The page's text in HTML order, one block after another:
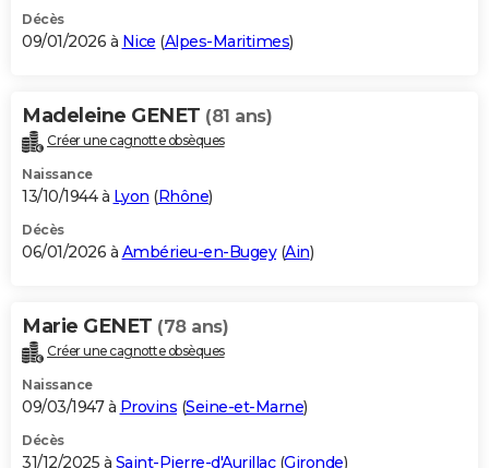
Décès
09/01/2026 à Nice (Alpes-Maritimes)
Madeleine GENET (81 ans)
Créer une cagnotte obsèques
Naissance
13/10/1944 à Lyon (Rhône)
Décès
06/01/2026 à Ambérieu-en-Bugey(Ain)
Marie GENET (78 ans)
Créer une cagnotte obsèques
Naissance
09/03/1947 à Provins (Seine-et-Marne)
Décès
31/12/2025 à Saint-Pierre-d'Aurillac(Gironde)